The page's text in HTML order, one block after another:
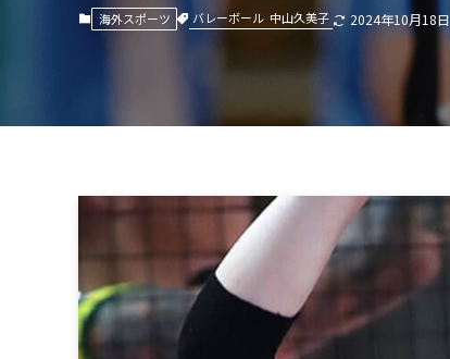
海外スポーツ バレーボール 中山久美子 2024年10月18日